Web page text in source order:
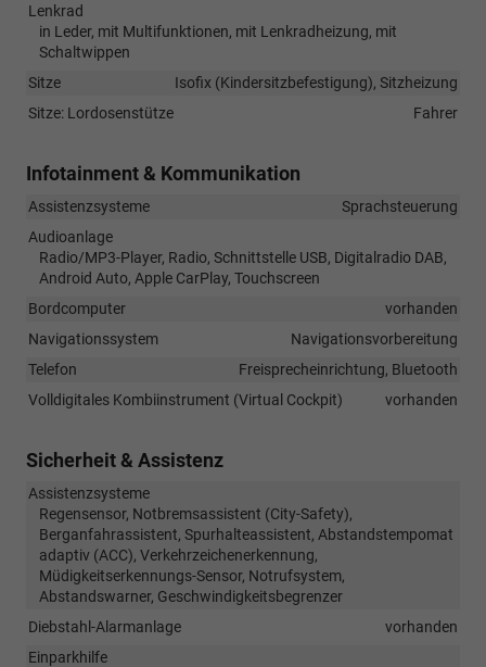
Lenkrad
in Leder, mit Multifunktionen, mit Lenkradheizung, mit
Schaltwippen
Sitze
Isofix (Kindersitzbefestigung), Sitzheizung
Sitze: Lordosenstütze
Fahrer
Infotainment & Kommunikation
Assistenzsysteme
Sprachsteuerung
Audioanlage
Radio/MP3-Player, Radio, Schnittstelle USB, Digitalradio DAB,
Android Auto, Apple CarPlay, Touchscreen
Bordcomputer
vorhanden
Navigationssystem
Navigationsvorbereitung
Telefon
Freisprecheinrichtung, Bluetooth
Volldigitales Kombiinstrument (Virtual Cockpit)
vorhanden
Sicherheit & Assistenz
Assistenzsysteme
Regensensor, Notbremsassistent (City-Safety),
Berganfahrassistent, Spurhalteassistent, Abstandstempomat
adaptiv (ACC), Verkehrzeichenerkennung,
Müdigkeitserkennungs-Sensor, Notrufsystem,
Abstandswarner, Geschwindigkeitsbegrenzer
Diebstahl-Alarmanlage
vorhanden
Einparkhilfe